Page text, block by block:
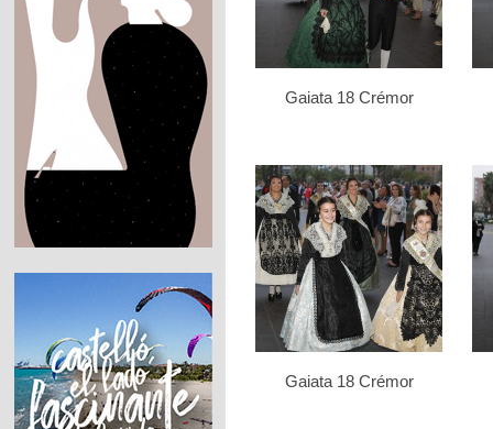
Gaiata 18 Crémor
Gaiata 18 Crémor